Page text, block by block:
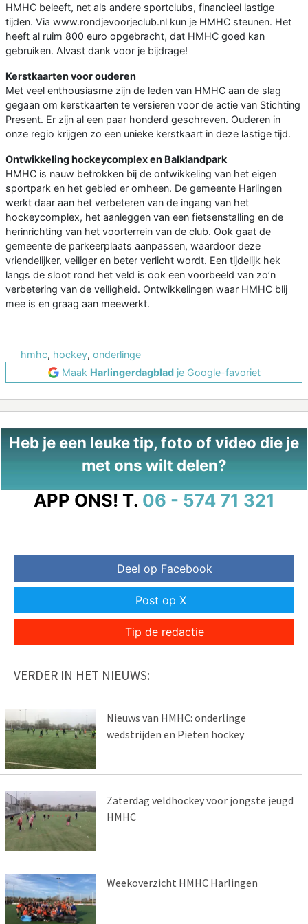
HMHC beleeft, net als andere sportclubs, financieel lastige
tijden. Via www.rondjevoorjeclub.nl kun je HMHC steunen. Het
heeft al ruim 800 euro opgebracht, dat HMHC goed kan
gebruiken. Alvast dank voor je bijdrage!
Kerstkaarten voor ouderen
Met veel enthousiasme zijn de leden van HMHC aan de slag
gegaan om kerstkaarten te versieren voor de actie van Stichting
Present. Er zijn al een paar honderd geschreven. Ouderen in
onze regio krijgen zo een unieke kerstkaart in deze lastige tijd.
Ontwikkeling hockeycomplex en Balklandpark
HMHC is nauw betrokken bij de ontwikkeling van het eigen
sportpark en het gebied er omheen. De gemeente Harlingen
werkt daar aan het verbeteren van de ingang van het
hockeycomplex, het aanleggen van een fietsenstalling en de
herinrichting van het voorterrein van de club. Ook gaat de
gemeente de parkeerplaats aanpassen, waardoor deze
vriendelijker, veiliger en beter verlicht wordt. Een tijdelijk hek
langs de sloot rond het veld is ook een voorbeeld van zo’n
verbetering van de veiligheid. Ontwikkelingen waar HMHC blij
mee is en graag aan meewerkt.
hmhc, hockey, onderlinge
Maak Harlingerdagbladje Google-favoriet
Heb je een leuke tip, foto of video die je
met ons wilt delen?
APP ONS! T. 06 - 574 71 321
Deel op Facebook
Post op X
Tip de redactie
VERDER IN HET NIEUWS:
Nieuws van HMHC: onderlinge
wedstrijden en Pieten hockey
Zaterdag veldhockey voor jongste jeugd
HMHC
Weekoverzicht HMHC Harlingen